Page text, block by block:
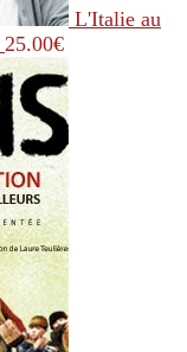
L'Italie au
25.00€